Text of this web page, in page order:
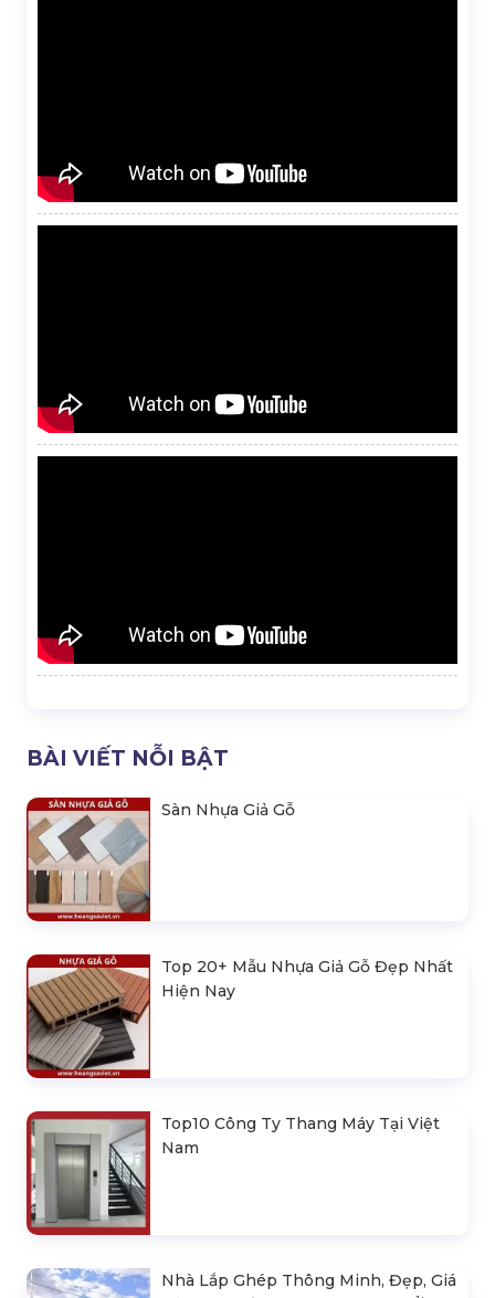
BÀI VIẾT NỖI BẬT
Sàn Nhựa Giả Gỗ
Top 20+ Mẫu Nhựa Giả Gỗ Đẹp Nhất
Hiện Nay
Top10 Công Ty Thang Máy Tại Việt
Nam
Nhà Lắp Ghép Thông Minh, Đẹp, Giá